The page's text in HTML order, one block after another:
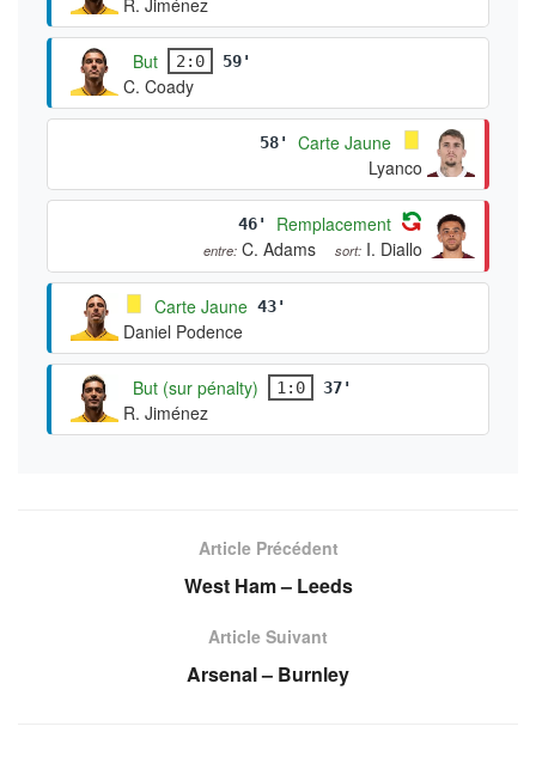
But 2:0 59'
C. Coady
58'
Carte Jaune
Lyanco
46' Remplacement
entre: C. Adams sort: I. Diallo
Carte Jaune 43'
Daniel Podence
But (sur pénalty) 1:0 37'
R. Jiménez
Article Précédent
West Ham – Leeds
Article Suivant
Arsenal – Burnley